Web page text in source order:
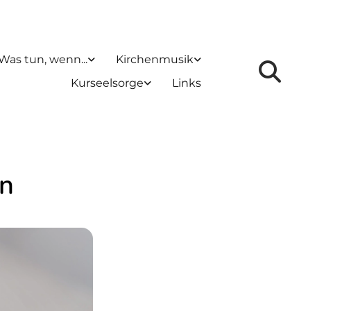
tun, wenn...
Kirchenmusik
Kurseelsorge
Links